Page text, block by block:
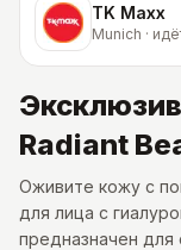
TK Maxx
Munich ·
Radiant
Оживите кожу с
для лица с
предназначен для